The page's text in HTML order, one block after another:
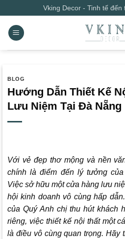
qua
nội
dung
Vking Decor - Tinh tế đến
BLOG
Hướng Dẫn Thiết Kế
Lưu Niệm Tại Đà
Với vẻ đẹp thơ mộng và nền
chính là điểm đến lý tưởng
Việc sở hữu một cửa hàng lưu
hội kinh doanh vô cùng hấp
của Quý Anh chị thu hút khách
riêng, việc thiết kế nội thất một
là điều vô cùng quan trọng. Hãy